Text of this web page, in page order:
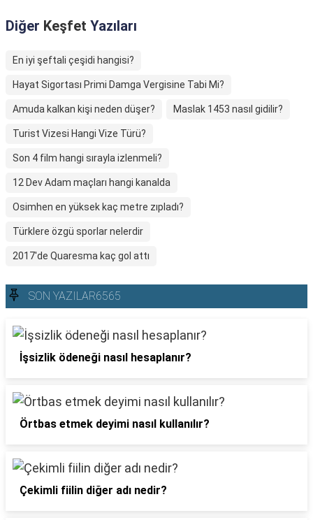
Diğer Keşfet Yazıları
En iyi şeftali çeşidi hangisi?
Hayat Sigortası Primi Damga Vergisine Tabi Mi?
Amuda kalkan kişi neden düşer? Maslak 1453 nasıl gidilir?
Turist Vizesi Hangi Vize Türü?
Son 4 film hangi sırayla izlenmeli?
12 Dev Adam maçları hangi kanalda
Osimhen en yüksek kaç metre zıpladı?
Türklere özgü sporlar nelerdir
2017'de Quaresma kaç gol attı
SON YAZILAR6565
İşsizlik ödeneği nasıl hesaplanır?
Örtbas etmek deyimi nasıl kullanılır?
Çekimli fiilin diğer adı nedir?